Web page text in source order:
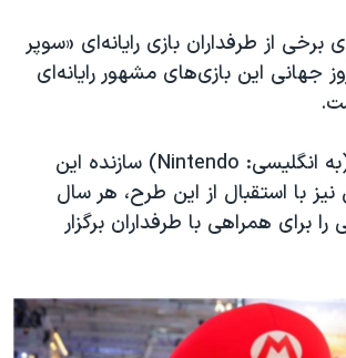
آزادی
دادخواهی
کادر رهبری ایران
از طرفداران بازی رایانه‌ای «سوپر
جهانی این بازی‌های مشهور رایانه‌ای
شرکت «نینتندو» (به انگلیسی: Nintendo) سازنده این
با استقبال از این طرح، هر سال
برای همراهی با طرفداران برگزار